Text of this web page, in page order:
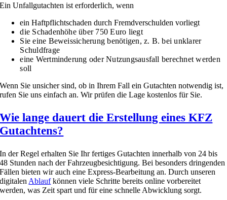
Ein Unfallgutachten ist erforderlich, wenn
ein Haftpflichtschaden durch Fremdverschulden vorliegt
die Schadenhöhe über 750 Euro liegt
Sie eine Beweissicherung benötigen, z. B. bei unklarer
Schuldfrage
eine Wertminderung oder Nutzungsausfall berechnet werden
soll
Wenn Sie unsicher sind, ob in Ihrem Fall ein Gutachten notwendig ist,
rufen Sie uns einfach an. Wir prüfen die Lage kostenlos für Sie.
Wie lange dauert die Erstellung eines KFZ
Gutachtens?
In der Regel erhalten Sie Ihr fertiges Gutachten innerhalb von 24 bis
48 Stunden nach der Fahrzeugbesichtigung. Bei besonders dringenden
Fällen bieten wir auch eine Express-Bearbeitung an. Durch unseren
digitalen Ablaufkönnen viele Schritte bereits online vorbereitet
werden, was Zeit spart und für eine schnelle Abwicklung sorgt.